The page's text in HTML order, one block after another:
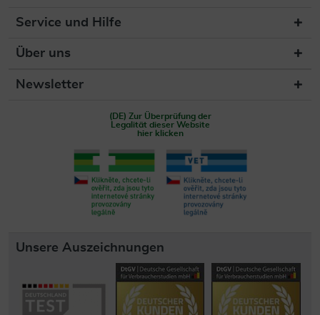
Service und Hilfe
Über uns
Newsletter
(DE) Zur Überprüfung der
Legalität dieser Website
hier klicken
Unsere Auszeichnungen